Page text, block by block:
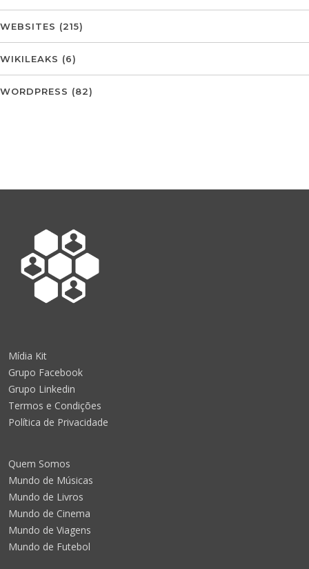
WEBSITES (215)
WIKILEAKS (6)
WORDPRESS (82)
Mídia Kit
Grupo Facebook
Grupo Linkedin
Termos e Condições
Política de Privacidade
Quem Somos
Mundo de Músicas
Mundo de Livros
Mundo de Cinema
Mundo de Viagens
Mundo de Futebol